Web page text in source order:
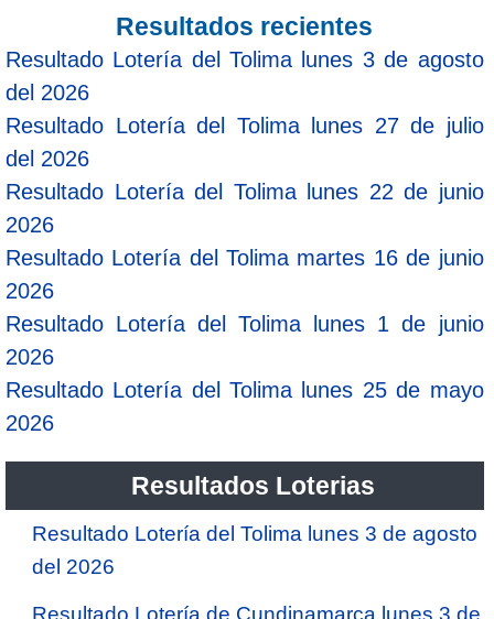
Resultados recientes
Resultado Lotería del Tolima lunes 3 de agosto
del 2026
Resultado Lotería del Tolima lunes 27 de julio
del 2026
Resultado Lotería del Tolima lunes 22 de junio
2026
Resultado Lotería del Tolima martes 16 de junio
2026
Resultado Lotería del Tolima lunes 1 de junio
2026
Resultado Lotería del Tolima lunes 25 de mayo
2026
Resultados Loterias
Resultado Lotería del Tolima lunes 3 de agosto
del 2026
Resultado Lotería de Cundinamarca lunes 3 de